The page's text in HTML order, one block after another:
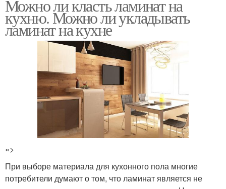
Можно ли класть ламинат на
кухню. Можно ли укладывать
ламинат на кухне
«>
При выборе материала для кухонного пола многие
потребители думают о том, что ламинат является не